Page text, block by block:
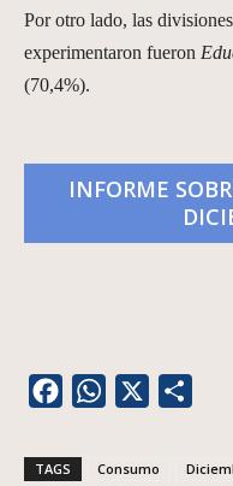
Por otro lado, las
experimentaron fueron
(70,4%).
INFORME
FacebookWhatsApp
TAGS Consumo